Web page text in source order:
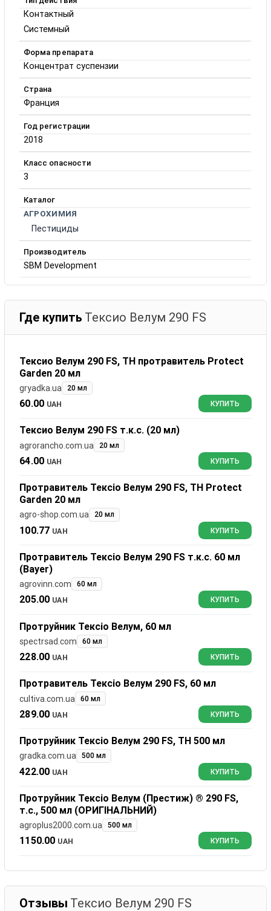
Контактный
Системный
Форма препарата
Концентрат суспензии
Страна
Франция
Год регистрации
2018
Класс опасности
3
Каталог
АГРОХИМИЯ
Пестициды
Производитель
SBM Development
Где купить Тексио Велум 290 FS
Тексио Велум 290 FS, ТН протравитель Protect
Garden 20 мл
gryadka.ua 20 мл
60.00 UAH КУПИТЬ
Тексио Велум 290 FS т.к.с. (20 мл)
agrorancho.com.ua 20 мл
64.00 UAH КУПИТЬ
Протравитель Тексіо Велум 290 FS, ТН Protect
Garden 20 мл
agro-shop.com.ua 20 мл
100.77 UAH КУПИТЬ
Протравитель Тексіо Велум 290 FS т.к.с. 60 мл
(Bayer)
agrovinn.com 60 мл
205.00 UAH КУПИТЬ
Протруйник Тексіо Велум, 60 мл
spectrsad.com 60 мл
228.00 UAH КУПИТЬ
Протравитель Тексіо Велум 290 FS, 60 мл
cultiva.com.ua 60 мл
289.00 UAH КУПИТЬ
Протруйник Тексіо Велум 290 FS, ТН 500 мл
gradka.com.ua 500 мл
422.00 UAH КУПИТЬ
Протруйник Тексіо Велум (Престиж) ® 290 FS,
т.с., 500 мл (ОРИГІНАЛЬНИЙ)
agroplus2000.com.ua 500 мл
1150.00 UAH КУПИТЬ
Отзывы Тексио Велум 290 FS